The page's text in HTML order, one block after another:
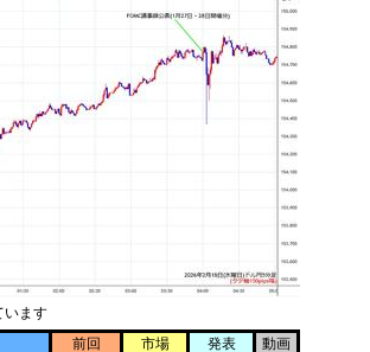
います
前回
市場
発表
動画